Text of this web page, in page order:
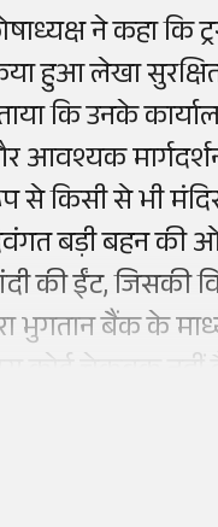
ने कहा
हुआ लेखा
कि उनके
आवश्यक मार्गदर्शन
से किसी से भी
बड़ी बहन की
की ईंट, जिसकी
भुगतान बैंक के
पास कोई चेकबुक नहीं